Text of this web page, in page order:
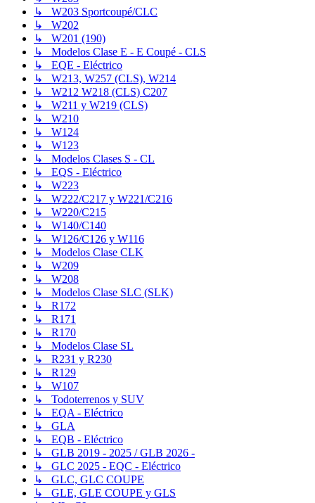
↳ W203 Sportcoupé/CLC
↳ W202
↳ W201 (190)
↳ Modelos Clase E - E Coupé - CLS
↳ EQE - Eléctrico
↳ W213, W257 (CLS), W214
↳ W212 W218 (CLS) C207
↳ W211 y W219 (CLS)
↳ W210
↳ W124
↳ W123
↳ Modelos Clases S - CL
↳ EQS - Eléctrico
↳ W223
↳ W222/C217 y W221/C216
↳ W220/C215
↳ W140/C140
↳ W126/C126 y W116
↳ Modelos Clase CLK
↳ W209
↳ W208
↳ Modelos Clase SLC (SLK)
↳ R172
↳ R171
↳ R170
↳ Modelos Clase SL
↳ R231 y R230
↳ R129
↳ W107
↳ Todoterrenos y SUV
↳ EQA - Eléctrico
↳ GLA
↳ EQB - Eléctrico
↳ GLB 2019 - 2025 / GLB 2026 -
↳ GLC 2025 - EQC - Eléctrico
↳ GLC, GLC COUPE
↳ GLE, GLE COUPE y GLS